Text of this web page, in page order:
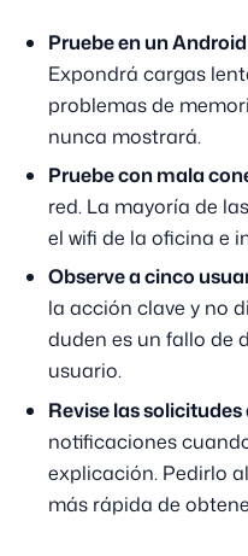
Pruebe en un
Expondrá cargas
problemas de
nunca mostrará.
Pruebe con mala
red. La mayoría de
el wifi de la oficina e
Observe a cinco
la acción clave y no
duden es un fallo de
usuario.
Revise las solicitudes
notificaciones
explicación. Pedirlo
más rápida de